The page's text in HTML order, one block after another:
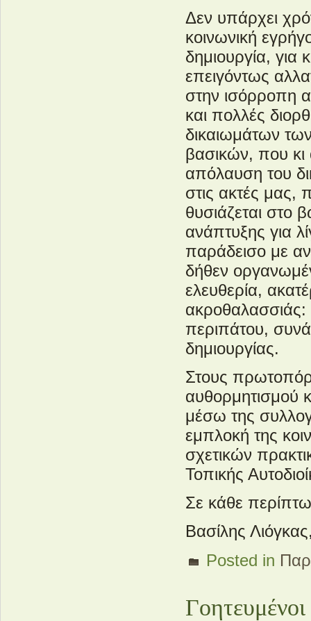
Δεν υπάρχει
κοινωνική
δημιουργία, για
επειγόντως
στην ισόρροπη
και πολλές
δικαιωμάτων
βασικών, που κι
απόλαυση του
στις ακτές μας,
θυσιάζεται στο
ανάπτυξης για
παράδεισο με
δήθεν
ελευθερία,
ακροθαλασσιάς:
περιπάτου,
δημιουργίας.
Στους
αυθορμητισμού
μέσω της
εμπλοκή της
σχετικών
Τοπικής
Σε κάθε
Βασίλης
Posted in